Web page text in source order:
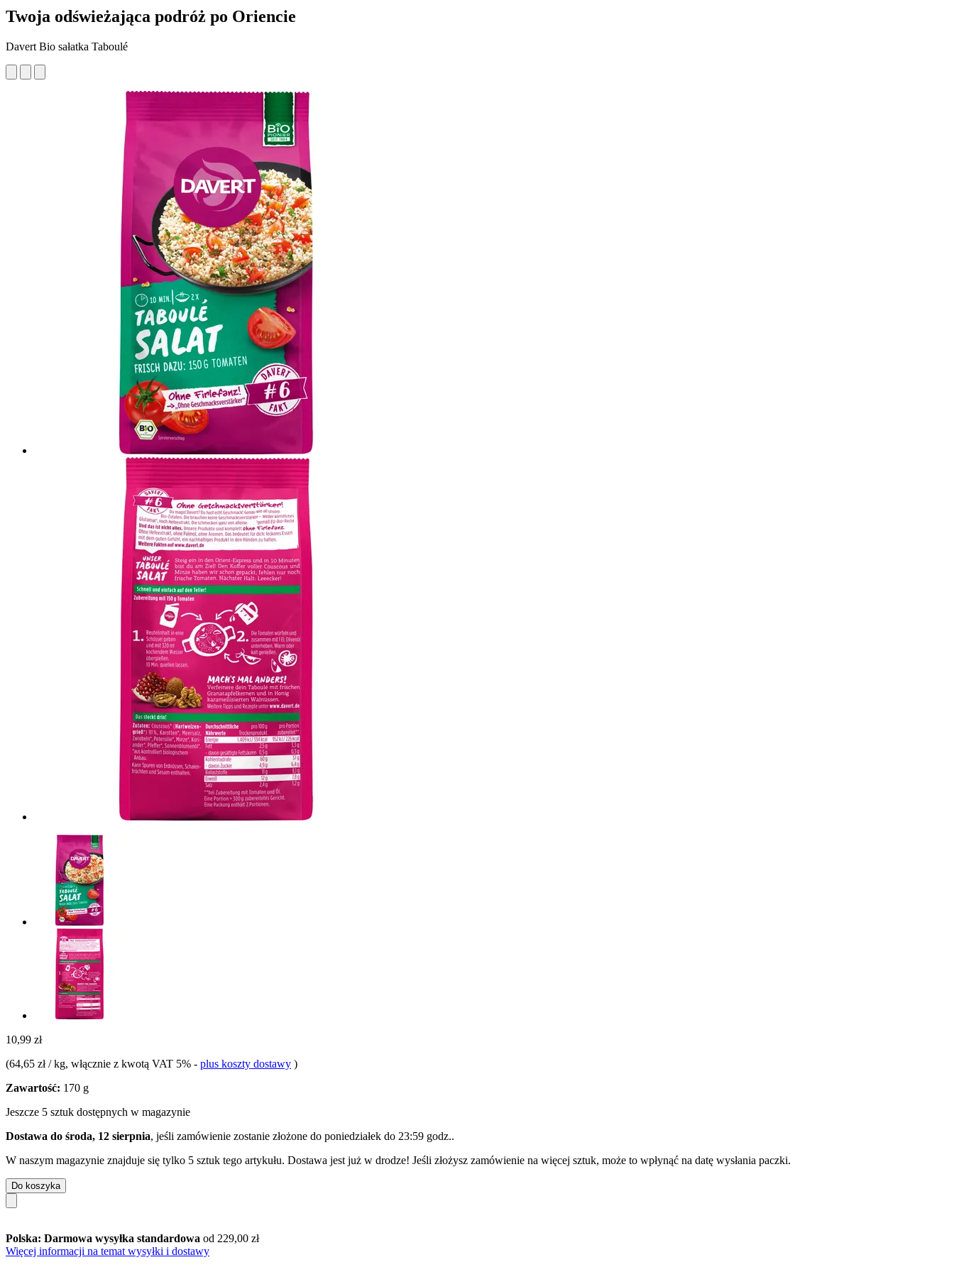
Twoja odświeżająca podróż po Oriencie
Davert Bio sałatka Taboulé
10,99 zł
(64,65 zł / kg, włącznie z kwotą VAT 5% - plus koszty dostawy )
Zawartość: 170 g
Jeszcze 5 sztuk dostępnych w magazynie
Dostawa do środa, 12 sierpnia, jeśli zamówienie zostanie złożone do poniedziałek do 23:59 godz..
W naszym magazynie znajduje się tylko 5 sztuk tego artykułu. Dostawa jest już w drodze! Jeśli złożysz zamówienie na więcej sztuk, może to wpłynąć na datę wysłania paczki.
Do koszyka
Polska: Darmowa wysyłka standardowa od 229,00 zł
Więcej informacji na temat wysyłki i dostawy